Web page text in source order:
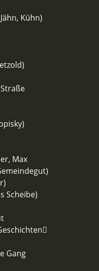
Kühn)
Max
Scheibe)
Gang